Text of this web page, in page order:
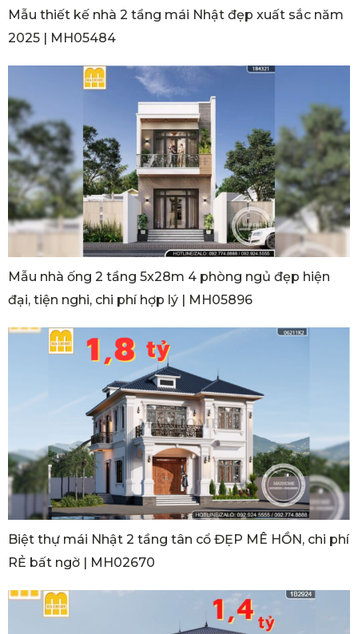
Mẫu thiết kế nhà 2 tầng mái Nhật đẹp xuất sắc năm
2025 | MH05484
Mẫu nhà ống 2 tầng 5x28m 4 phòng ngủ đẹp hiện
đại, tiện nghi, chi phí hợp lý | MH05896
Biệt thự mái Nhật 2 tầng tân cổ ĐẸP MÊ HỒN, chi phí
RẺ bất ngờ | MH02670